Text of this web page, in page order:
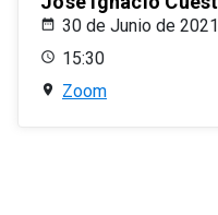
30 de Junio de 2021
15:30
Zoom